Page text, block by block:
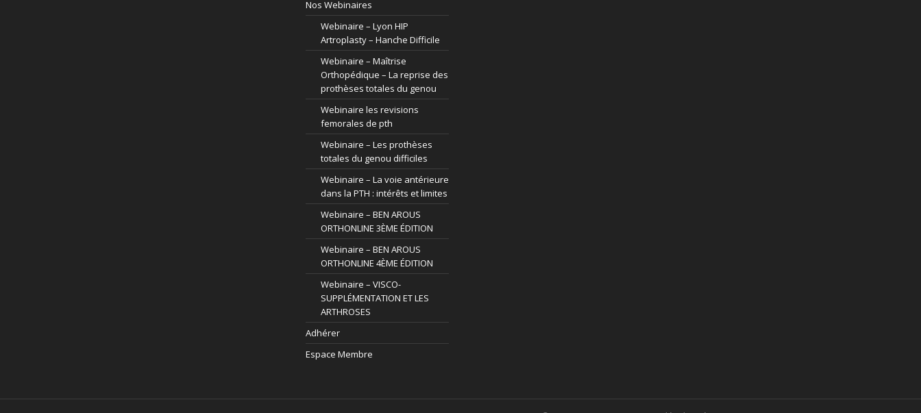
Nos Webinaires
Webinaire – Lyon HIP
Artroplasty – Hanche Difficile
Webinaire – Maîtrise
Orthopédique – La reprise des
prothèses totales du genou
Webinaire les revisions
femorales de pth
Webinaire – Les prothèses
totales du genou difficiles
Webinaire – La voie antérieure
dans la PTH : intérêts et limites
Webinaire – BEN AROUS
ORTHONLINE 3ÈME ÉDITION
Webinaire – BEN AROUS
ORTHONLINE 4ÈME ÉDITION
Webinaire – VISCO-
SUPPLÉMENTATION ET LES
ARTHROSES
Adhérer
Espace Membre